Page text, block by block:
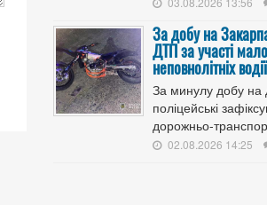
За добу на
ДТП за участі
неповнолітніх
За минулу добу на
поліцейські
дорожньо-
02.08.2026 14:25